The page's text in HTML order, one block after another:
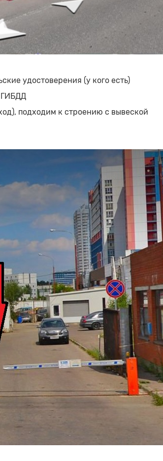
удостоверения (у кого есть)
ГИБДД
подходим к строению с вывеской